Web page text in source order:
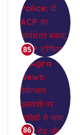
85
86